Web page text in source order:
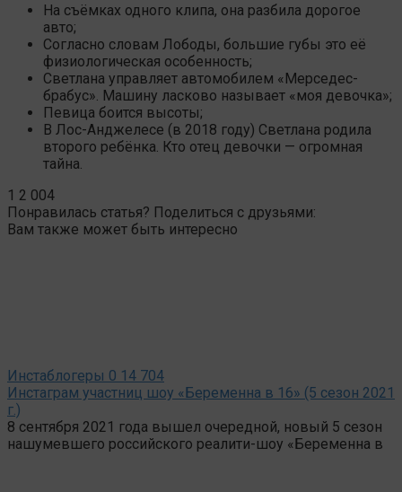
На съёмках одного клипа, она разбила дорогое
авто;
Согласно словам Лободы, большие губы это её
физиологическая особенность;
Светлана управляет автомобилем «Мерседес-
брабус». Машину ласково называет «моя девочка»;
Певица боится высоты;
В Лос-Анджелесе (в 2018 году) Светлана родила
второго ребёнка. Кто отец девочки — огромная
тайна.
1 2 004
Понравилась статья? Поделиться с друзьями:
Вам также может быть интересно
Инстаблогеры 0 14 704
Инстаграм участниц шоу «Беременна в 16» (5 сезон 2021
г.)
8 сентября 2021 года вышел очередной, новый 5 сезон
нашумевшего российского реалити-шоу «Беременна в